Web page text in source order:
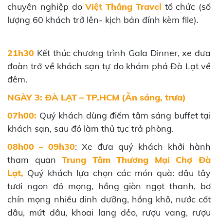
chuyên nghiệp doViệt Thắng Travel tổ chức (số
lượng 60 khách trở lên- kịch bản đính kèm file).
21h30 Kết thúc chương trình Gala Dinner, xe đưa
đoàn trở về khách sạn tự do khám phá Đà Lạt về
đêm.
NGÀY 3: ĐÀ LẠT – TP.HCM (Ăn sáng, trưa)
07h00: Quý khách dùng điểm tâm sáng buffet tại
khách sạn, sau đó làm thủ tục trả phòng.
08h00 – 09h30: Xe đưa quý khách khởi hành
tham quanTrung Tâm Thương Mại Chợ Đà
Lạt, Quý khách lựa chọn các món quà: dâu tây
tươi ngon đỏ mọng, hồng giòn ngọt thanh, bơ
chín mọng nhiều dinh dưỡng, hồng khô, nước cốt
dâu, mứt dâu, khoai lang dẻo, rượu vang, rượu